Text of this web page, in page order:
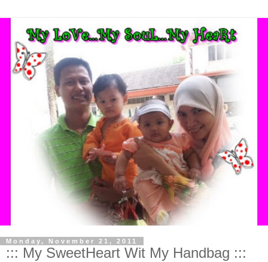
Monday, November 21, 2011
::: My SweetHeart Wit My Handbag :::